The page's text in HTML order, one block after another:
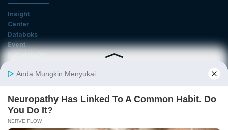
Insight
Center
Databoks
Event
KatadataOto
Email
Daftar